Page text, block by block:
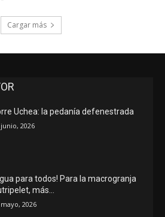
Cargar más
Uchea: la pedanía defenestrada
junio, 2026
para todos! Para la macrogranja
más…
2026